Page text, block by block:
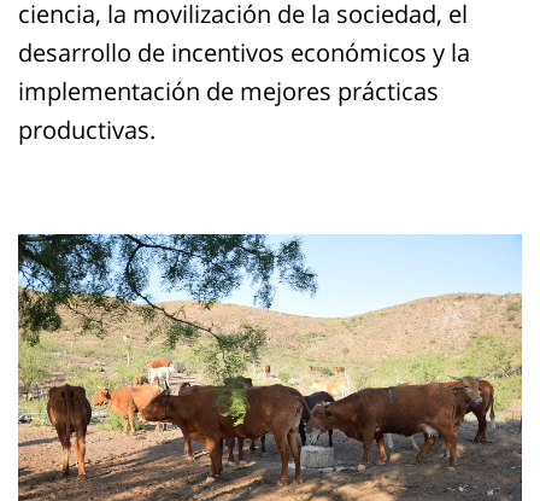
ciencia, la movilización de la sociedad, el
desarrollo de incentivos económicos y la
implementación de mejores prácticas
productivas.